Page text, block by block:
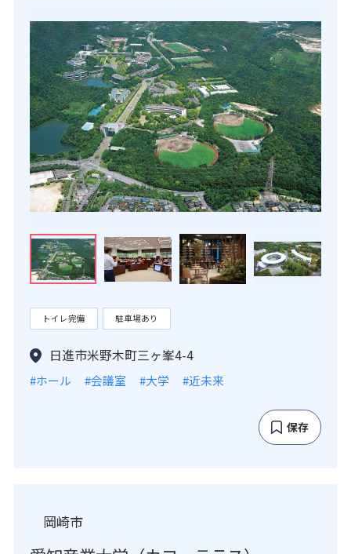
トイレ完備 駐車場あり
日進市米野木町三ヶ峯4-4
#ホール #会議室 #大学 #近未来
保存
岡崎市